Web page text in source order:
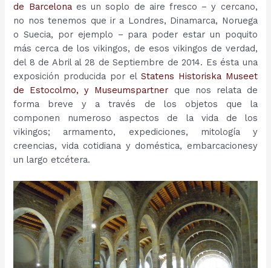
de Barcelonaes un soplo de aire fresco – y cercano,
no nos tenemos que ir a Londres, Dinamarca, Noruega
o Suecia, por ejemplo – para poder estar un poquito
más cerca de los vikingos, de esos vikingos de verdad,
del 8 de Abril al 28 de Septiembre de 2014. Es ésta una
exposición producida por elStatens Historiska Museet
de Estocolmo, y Museumspartner que nos relata de
forma breve y a través de los objetos que la
componen numeroso aspectos de la vida de los
vikingos; armamento, expediciones, mitología y
creencias, vida cotidiana y doméstica, embarcacionesy
un largo etcétera.